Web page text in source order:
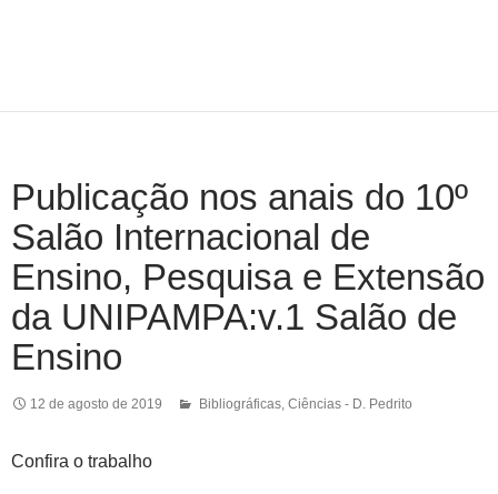
Publicação nos anais do 10º
Salão Internacional de
Ensino, Pesquisa e Extensão
da UNIPAMPA:v.1 Salão de
Ensino
12 de agosto de 2019 Bibliográficas, Ciências - D. Pedrito
Confira o trabalho